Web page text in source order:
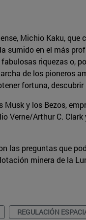
Michio Kaku,
sumido en el más
riquezas o,
de los pioneros
fortuna,
Musk y los Bezos,
Verne/Arthur C.
las preguntas que
minera de la
REGULACIÓN